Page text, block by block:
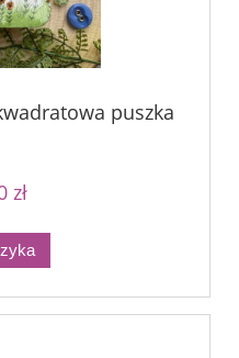
puszka
zł